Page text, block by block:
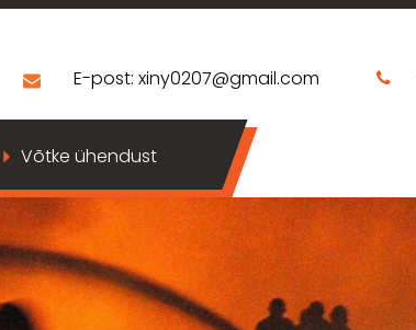
E-post: xiny0207@gmail.com ​​​​​​​
Võtke ühendust